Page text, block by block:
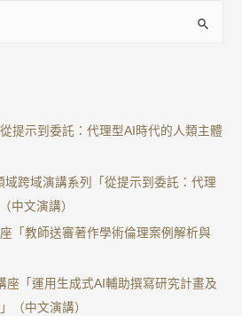
提示到委託：代理型AI時代的人類主體
跨域演講系列「從提示到委託：代理
中文演講）
「教師送審著作學術倫理案例解析與
座「運用生成式AI輔助撰寫研究計畫及
（中文演講）